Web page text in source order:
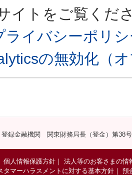
イトをご覧くだ
ライバシーポリ
の無効化（
録金融機関 関東財務局長（登金）第38
個人情報保護方針 ｜
法人等のお客さまの情
タマーハラスメントに対する基本方針 ｜
預